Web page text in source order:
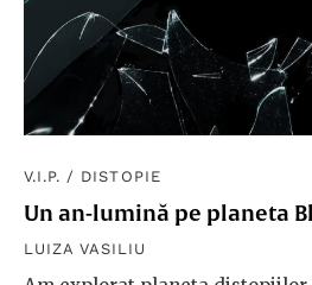
V.I.P. / DISTOPIE
Un an-lumină pe planeta
LUIZA VASILIU